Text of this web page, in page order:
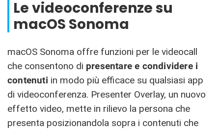
Le videoconferenze su
macOS Sonoma
macOS Sonoma offre funzioni per le videocall
che consentono di presentare e condividere i
contenuti in modo più efficace su qualsiasi app
di videoconferenza. Presenter Overlay, un nuovo
effetto video, mette in rilievo la persona che
presenta posizionandola sopra i contenuti che